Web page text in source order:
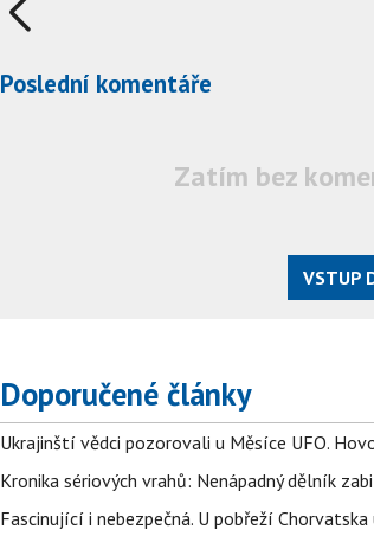
Poslední komentáře
Zatím bez
VSTUP
Doporučené články
Ukrajinští vědci pozorovali u Měsíce UFO.
Kronika sériových vrahů: Nenápadný dělník
Fascinující i nebezpečná. U pobřeží